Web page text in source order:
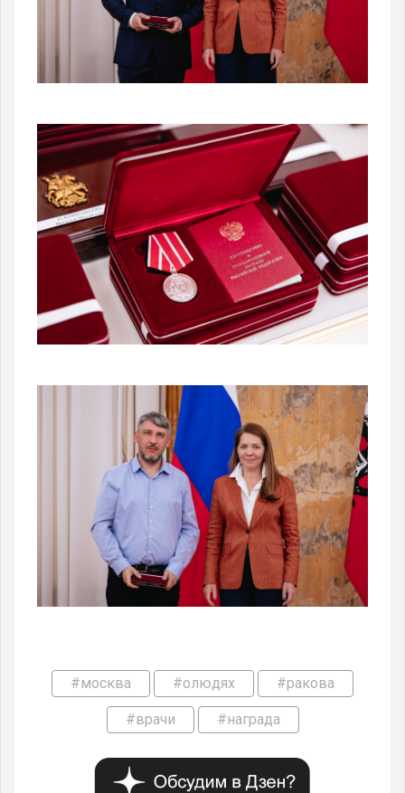
#москва #олюдях #ракова
#врачи #награда